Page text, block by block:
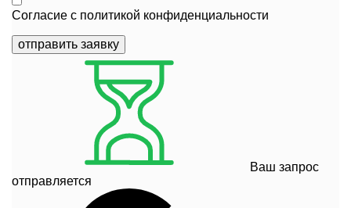
Согласие с политикой конфиденциальности
отправить заявку
Ваш запрос
отправляется